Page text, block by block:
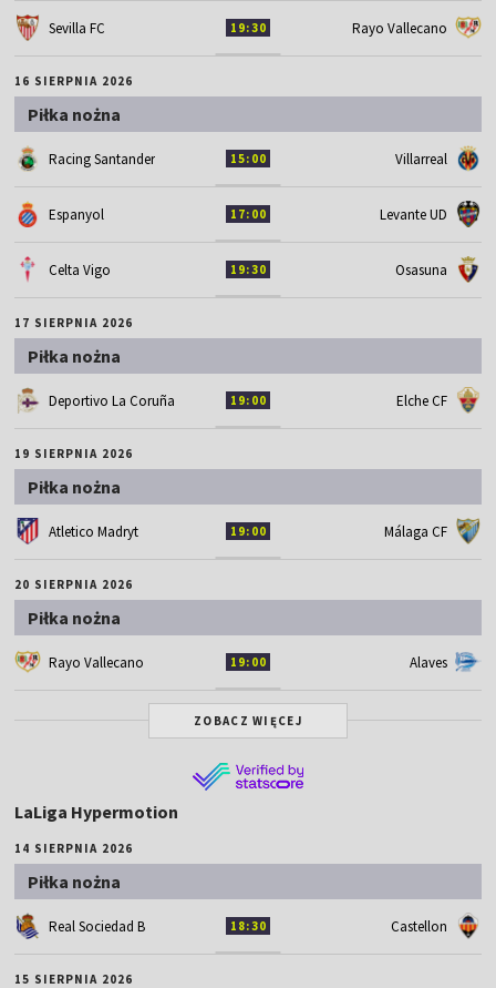
Sevilla FC 19:30 Rayo Vallecano
16 SIERPNIA 2026
Piłka nożna
Racing Santander 15:00 Villarreal
Espanyol 17:00 Levante UD
Celta Vigo 19:30 Osasuna
17 SIERPNIA 2026
Piłka nożna
Deportivo La Coruña 19:00 Elche CF
19 SIERPNIA 2026
Piłka nożna
Atletico Madryt 19:00 Málaga CF
20 SIERPNIA 2026
Piłka nożna
Rayo Vallecano 19:00 Alaves
ZOBACZ WIĘCEJ
LaLiga Hypermotion
14 SIERPNIA 2026
Piłka nożna
Real Sociedad B 18:30 Castellon
15 SIERPNIA 2026